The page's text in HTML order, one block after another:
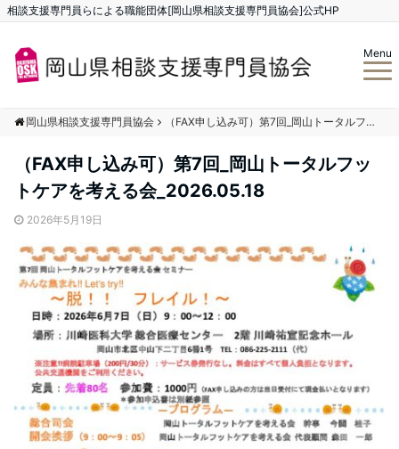
相談支援専門員らによる職能団体[岡山県相談支援専門員協会]公式HP
Menu
岡山県相談支援専門員協会 （FAX申し込み可）第7回_岡山トータルフットケアを考える会_2026.05.18
（FAX申し込み可）第7回_岡山トータルフッ
トケアを考える会_2026.05.18
2026年5月19日